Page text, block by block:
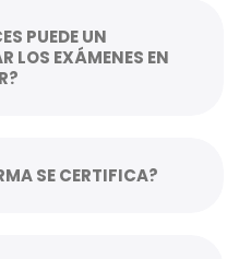
PUEDE UN
LOS EXÁMENES EN
SE CERTIFICA?